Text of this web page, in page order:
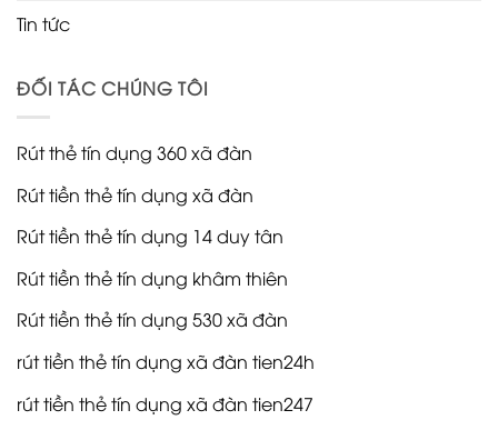
Tin tức
ĐỐI TÁC CHÚNG TÔI
Rút thẻ tín dụng 360 xã đàn
Rút tiền thẻ tín dụng xã đàn
Rút tiền thẻ tín dụng 14 duy tân
Rút tiền thẻ tín dụng khâm thiên
Rút tiền thẻ tín dụng 530 xã đàn
rút tiền thẻ tín dụng xã đàn tien24h
rút tiền thẻ tín dụng xã đàn tien247